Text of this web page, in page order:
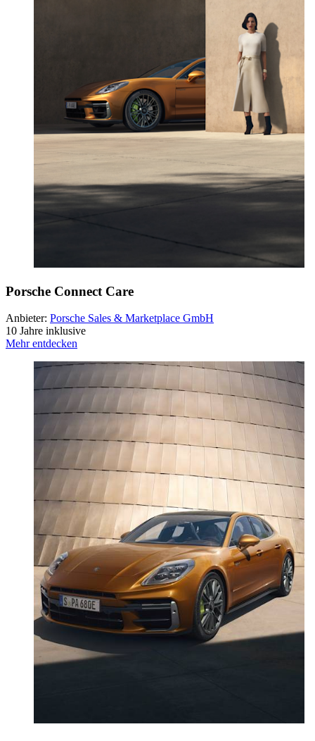
Porsche Connect Care
Anbieter: Porsche Sales & Marketplace GmbH
10 Jahre inklusive
Mehr entdecken